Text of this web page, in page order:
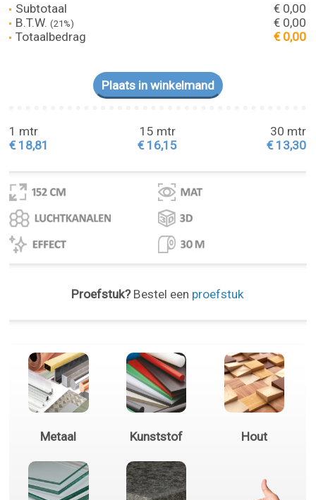
Subtotaal
€ 0,00
B.T.W.(21%)
€ 0,00
Totaalbedrag
€ 0,00
1 mtr
€ 18,81
15 mtr
€ 16,15
30 mtr
€ 13,30
Proefstuk?Bestel een proefstuk
Metaal Kunststof Hout